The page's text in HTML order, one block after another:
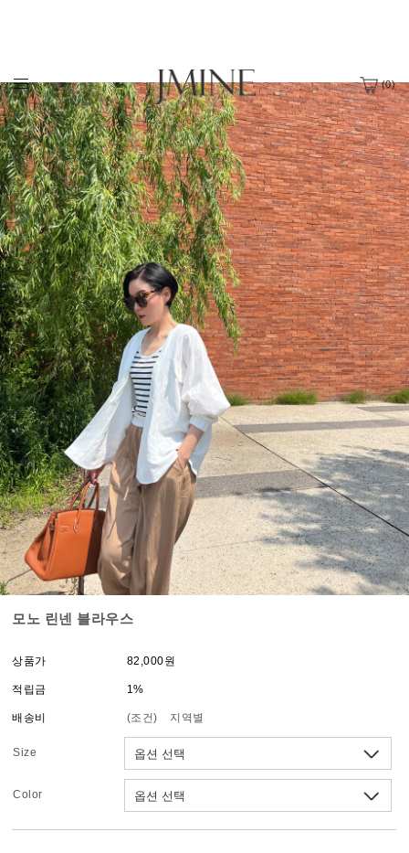
(0)
모노 린넨 블라우스
상품가 82,000원
적립금 1%
배송비 (조건) 지역별
Size
Color